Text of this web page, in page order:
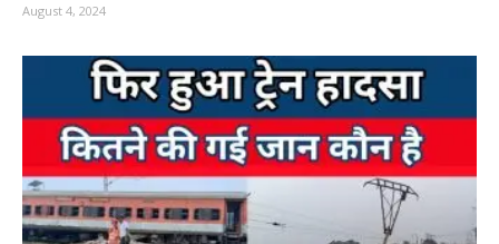
August 4, 2024